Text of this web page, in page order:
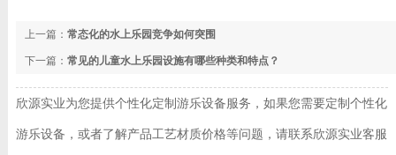
上一篇： 常态化的水上乐园竞争如何突围
下一篇： 常见的儿童水上乐园设施有哪些种类和特点？
欣源实业为您提供个性化定制游乐设备服务，如果您需要定制个性化
游乐设备，或者了解产品工艺材质价格等问题，请联系欣源实业客服